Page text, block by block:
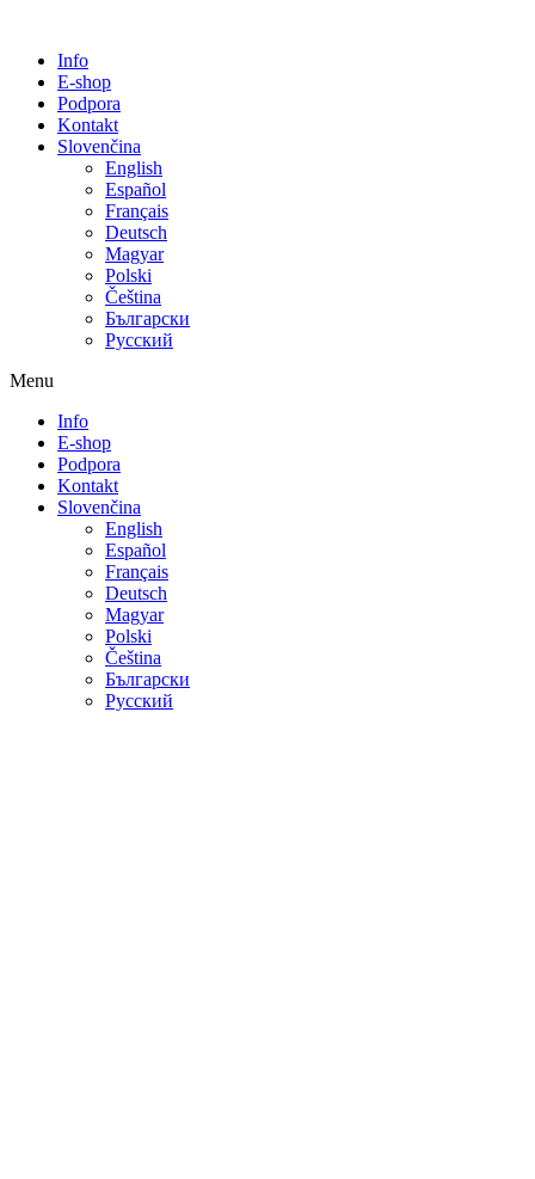
Info
E-shop
Podpora
Kontakt
Slovenčina
English
Español
Français
Deutsch
Magyar
Polski
Čeština
Български
Русский
Menu
Info
E-shop
Podpora
Kontakt
Slovenčina
English
Español
Français
Deutsch
Magyar
Polski
Čeština
Български
Русский